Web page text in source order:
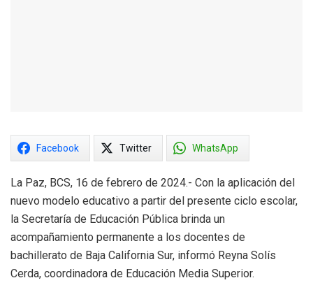
Facebook Twitter WhatsApp
La Paz, BCS, 16 de febrero de 2024.- Con la aplicación del
nuevo modelo educativo a partir del presente ciclo escolar,
la Secretaría de Educación Pública brinda un
acompañamiento permanente a los docentes de
bachillerato de Baja California Sur, informó Reyna Solís
Cerda, coordinadora de Educación Media Superior.